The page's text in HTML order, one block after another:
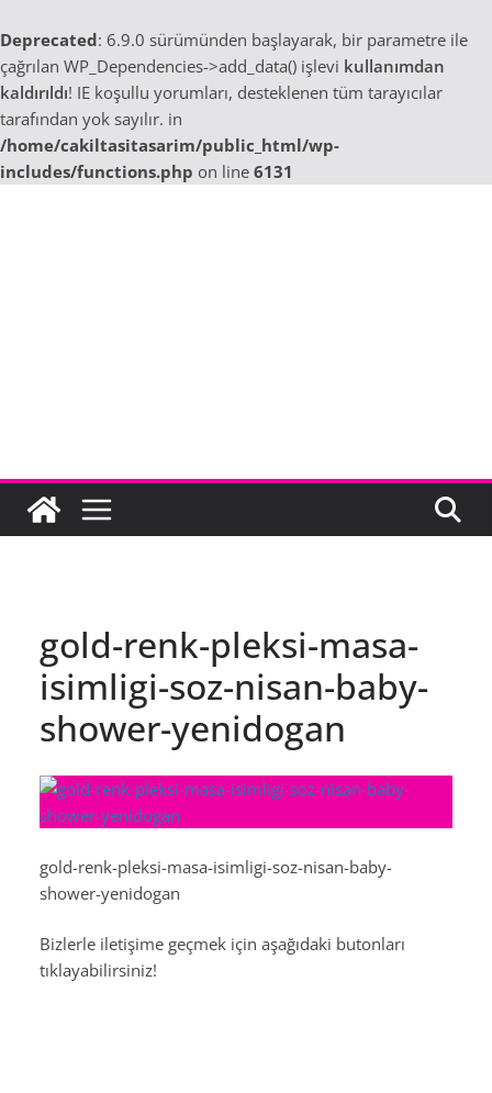
Deprecated: 6.9.0 sürümünden başlayarak, bir parametre ile
çağrılan WP_Dependencies->add_data() işlevi kullanımdan
kaldırıldı! IE koşullu yorumları, desteklenen tüm tarayıcılar
tarafından yok sayılır. in
/home/cakiltasitasarim/public_html/wp-
includes/functions.php on line 6131
gold-renk-pleksi-masa-
isimligi-soz-nisan-baby-
shower-yenidogan
gold-renk-pleksi-masa-isimligi-soz-nisan-baby-
shower-yenidogan
Bizlerle iletişime geçmek için aşağıdaki butonları
tıklayabilirsiniz!